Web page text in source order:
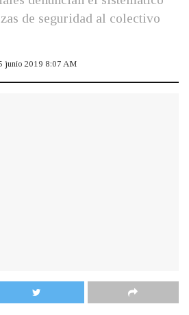
de seguridad al colectivo
junio 2019 8:07 AM